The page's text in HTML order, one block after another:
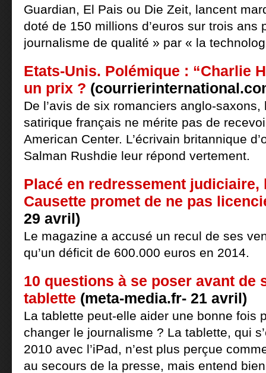
Guardian, El Pais ou Die Zeit, lancent
doté de 150 millions d’euros sur trois ans
journalisme de qualité » par « la
Etats-Unis. Polémique : “Charlie
un prix ?
De l’avis de six romanciers anglo-saxons,
satirique français ne mérite pas de
American Center. L’écrivain britannique
Salman Rushdie leur répond vertement.
Placé en redressement judiciaire,
Causette promet de ne pas
29 avril)
Le magazine a accusé un recul de ses
qu’un déficit de 600.000 euros en 2014.
10 questions à se poser avant de
tablette (meta-media.fr- 21 avril)
La tablette peut-elle aider une bonne fois
changer le journalisme ? La tablette, qui
2010 avec l’iPad, n’est plus perçue
au secours de la presse, mais entend